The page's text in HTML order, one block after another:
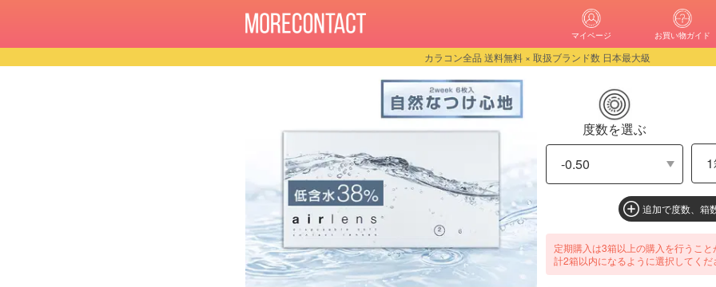
マイページ お買い物ガイド
カラコン全品 送料無料 × 取扱ブランド数 日本最大級
度数を選ぶ
追加で度数、箱
定期購入は3箱以上の購入を行うこ
計2箱以内になるように選択してくだ